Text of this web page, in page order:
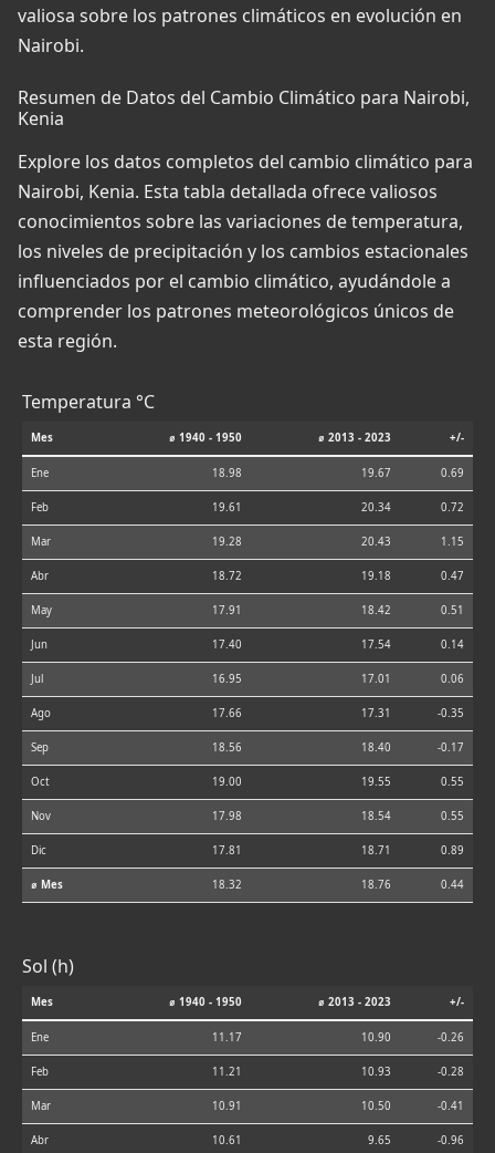
valiosa sobre los patrones climáticos en evolución en
Nairobi.
Resumen de Datos del Cambio Climático para Nairobi,
Kenia
Explore los datos completos del cambio climático para
Nairobi, Kenia. Esta tabla detallada ofrece valiosos
conocimientos sobre las variaciones de temperatura,
los niveles de precipitación y los cambios estacionales
influenciados por el cambio climático, ayudándole a
comprender los patrones meteorológicos únicos de
esta región.
Temperatura °C
Mes ⌀ 1940 - 1950 ⌀ 2013 - 2023 +/-
Ene 18.98 19.67 0.69
Feb 19.61 20.34 0.72
Mar 19.28 20.43 1.15
Abr 18.72 19.18 0.47
May 17.91 18.42 0.51
Jun 17.40 17.54 0.14
Jul 16.95 17.01 0.06
Ago 17.66 17.31 -0.35
Sep 18.56 18.40 -0.17
Oct 19.00 19.55 0.55
Nov 17.98 18.54 0.55
Dic 17.81 18.71 0.89
⌀ Mes 18.32 18.76 0.44
Sol (h)
Mes ⌀ 1940 - 1950 ⌀ 2013 - 2023 +/-
Ene 11.17 10.90 -0.26
Feb 11.21 10.93 -0.28
Mar 10.91 10.50 -0.41
Abr 10.61 9.65 -0.96